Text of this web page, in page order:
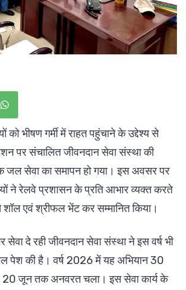
को भीषण गर्मी में राहत पहुंचाने के उद्देश्य से
पर संचालित जीवनदान सेवा संस्था की
जल सेवा का समापन हो गया। इस अवसर पर
ने रेलवे प्रशासन के प्रति आभार व्यक्त करते
एवं श्रीफल भेंट कर सम्मानित किया।
सेवा दे रही जीवनदान सेवा संस्था ने इस वर्ष भी
पेश की है। वर्ष 2026 में यह अभियान 30
जून तक अनवरत चला। इस सेवा कार्य के